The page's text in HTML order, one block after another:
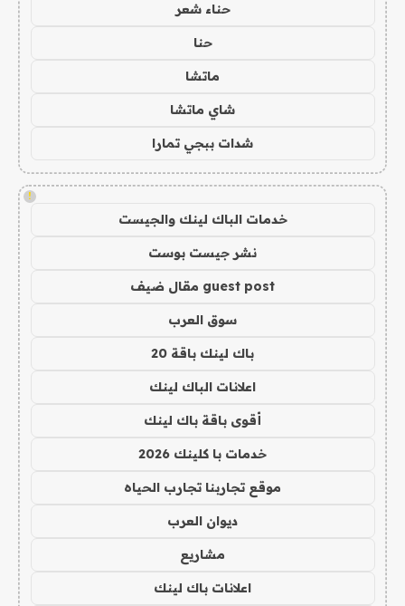
حناء شعر
حنا
ماتشا
شاي ماتشا
شدات ببجي تمارا
!
خدمات الباك لينك والجيست
نشر جيست بوست
guest post مقال ضيف
سوق العرب
باك لينك باقة 20
اعلانات الباك لينك
أقوى باقة باك لينك
خدمات با كلينك 2026
موقع تجاربنا تجارب الحياه
ديوان العرب
مشاريع
اعلانات باك لينك